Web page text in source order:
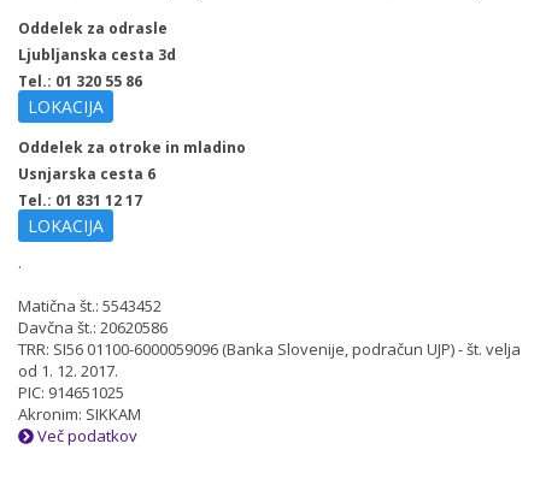
Oddelek za odrasle
Ljubljanska cesta 3d
Tel.: 01 320 55 86
LOKACIJA
Oddelek za otroke in mladino
Usnjarska cesta 6
Tel.: 01 831 12 17
LOKACIJA
.
Matična št.: 5543452
Davčna št.: 20620586
TRR: SI56 01100-6000059096 (Banka Slovenije, podračun UJP) - št. velja
od 1. 12. 2017.
PIC: 914651025
Akronim: SIKKAM
Več podatkov